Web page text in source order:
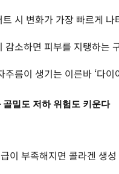
시 변화가 가장 빠르게 나
감소하면 피부를 지탱하는
름이 생기는 이른바 ‘다
밀도 저하 위험도 키운다
이 부족해지면 콜라겐 생